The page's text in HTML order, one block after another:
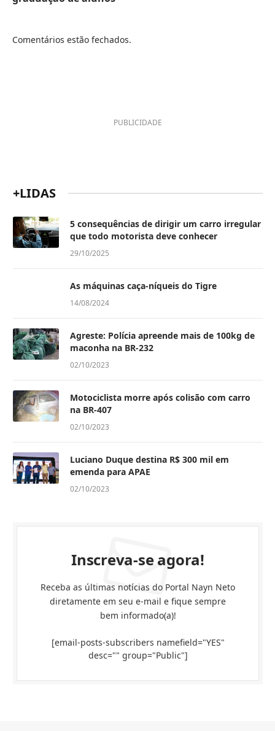
Comentários estão fechados.
PUBLICIDADE
+LIDAS
5 consequências de dirigir um carro irregular
que todo motorista deve conhecer
29/10/2025
As máquinas caça-níqueis do Tigre
14/08/2024
Agreste: Polícia apreende mais de 100kg de
maconha na BR-232
02/10/2023
Motociclista morre após colisão com carro
na BR-407
02/10/2023
Luciano Duque destina R$ 300 mil em
emenda para APAE
02/10/2023
Inscreva-se agora!
Receba as últimas notícias do Portal Nayn Neto
diretamente em seu e-mail e fique sempre
bem informado(a)!
[email-posts-subscribers namefield="YES"
desc="" group="Public"]